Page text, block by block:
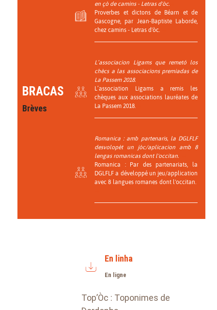
BRACAS
Brèves
en çò de camins - Letras d'òc.
Proverbes et dictons de Béarn et de
Gascogne, par Jean-Baptiste Laborde,
chez camins - Letras d'òc.
L’associacion Ligams que remetó los
chècs a las associacions premiadas de
La Passem 2018.
L’association Ligams a remis les
chèques aux associations lauréates de
La Passem 2018.
Romanica : amb partenaris, la DGLFLF
desvolopèt un jòc/aplicacion amb 8
lengas romanicas dont l'occitan.
Romanica : Par des partenariats, la
DGLFLF a développé un jeu/application
avec 8 langues romanes dont l'occitan.
En linha
En ligne
Top’Òc : Toponimes de